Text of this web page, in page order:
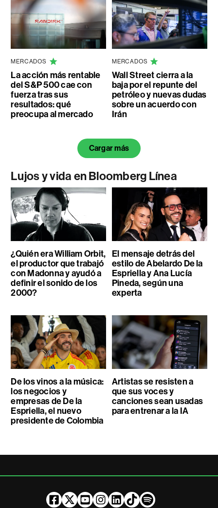
MERCADOS
La acción más rentable
del S&P 500 cae con
fuerza tras sus
resultados: qué
preocupa al mercado
MERCADOS
Wall Street cierra a la
baja por el repunte del
petróleo y nuevas dudas
sobre un acuerdo con
Irán
Cargar más
Lujos y vida en Bloomberg Línea
¿Quién era William Orbit,
el productor que trabajó
con Madonna y ayudó a
definir el sonido de los
2000?
El mensaje detrás del
estilo de Abelardo De la
Espriella y Ana Lucía
Pineda, según una
experta
De los vinos a la música:
los negocios y
empresas de De la
Espriella, el nuevo
presidente de Colombia
Artistas se resisten a
que sus voces y
canciones sean usadas
para entrenar a la IA